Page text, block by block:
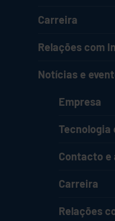
Carreira
Relações com
Notícias e
Empresa
Tecnologia
Contacto e
Carreira
Relações